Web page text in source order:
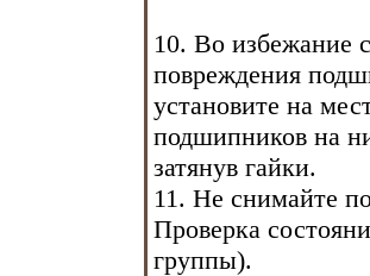
10. Во избежание
повреждения
установите на
подшипников на
затянув гайки.
11. Не снимайте
Проверка
группы).